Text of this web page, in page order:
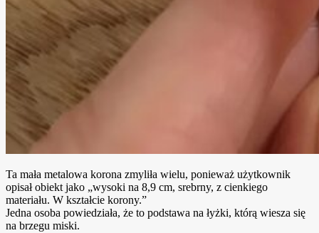
Ta mała metalowa korona zmyliła wielu, ponieważ użytkownik
opisał obiekt jako „wysoki na 8,9 cm, srebrny, z cienkiego
materiału. W kształcie korony.”
Jedna osoba powiedziała, że to podstawa na łyżki, którą wiesza się
na brzegu miski.